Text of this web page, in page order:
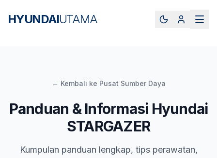
HYUNDAIUTAMA
← Kembali ke Pusat Sumber Daya
Panduan & Informasi Hyundai
STARGAZER
Kumpulan panduan lengkap, tips perawatan,